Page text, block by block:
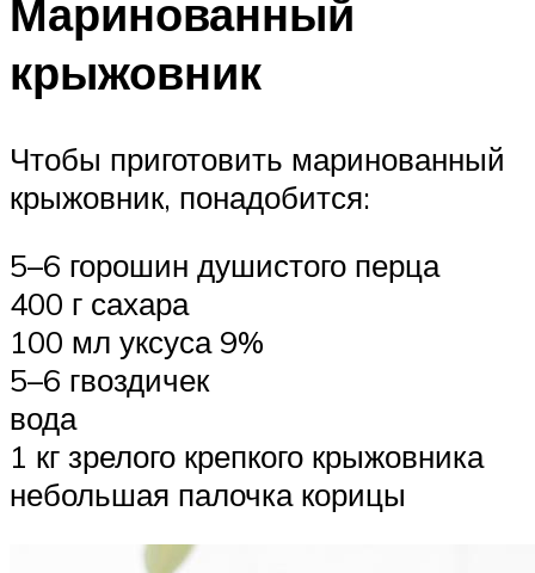
Маринованный
крыжовник
Чтобы приготовить маринованный
крыжовник, понадобится:
5–6 горошин душистого перца
400 г сахара
100 мл уксуса 9%
5–6 гвоздичек
вода
1 кг зрелого крепкого крыжовника
небольшая палочка корицы